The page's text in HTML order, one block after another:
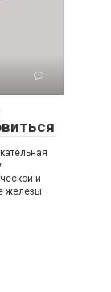
и
железы